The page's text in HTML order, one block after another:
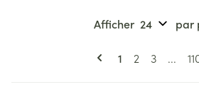
Pages
Vous lisez
1 Page
2 Page
3 ...
Afficher par